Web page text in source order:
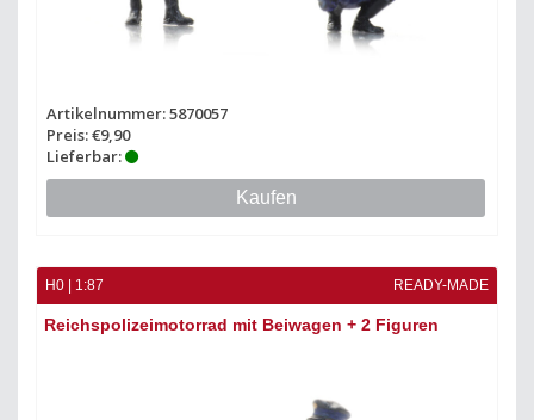
Artikelnummer: 5870057
Preis: €9,90
Lieferbar:
Kaufen
H0 | 1:87 READY-MADE
Reichspolizeimotorrad mit Beiwagen + 2 Figuren